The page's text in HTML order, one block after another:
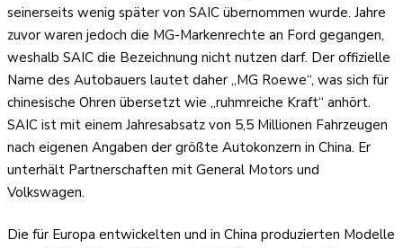
seinerseits wenig später von SAIC übernommen wurde. Jahre
zuvor waren jedoch die MG-Markenrechte an Ford gegangen,
weshalb SAIC die Bezeichnung nicht nutzen darf. Der offizielle
Name des Autobauers lautet daher „MG Roewe“, was sich für
chinesische Ohren übersetzt wie „ruhmreiche Kraft“ anhört.
SAIC ist mit einem Jahresabsatz von 5,5 Millionen Fahrzeugen
nach eigenen Angaben der größte Autokonzern in China. Er
unterhält Partnerschaften mit General Motors und
Volkswagen.
Die für Europa entwickelten und in China produzierten Modelle